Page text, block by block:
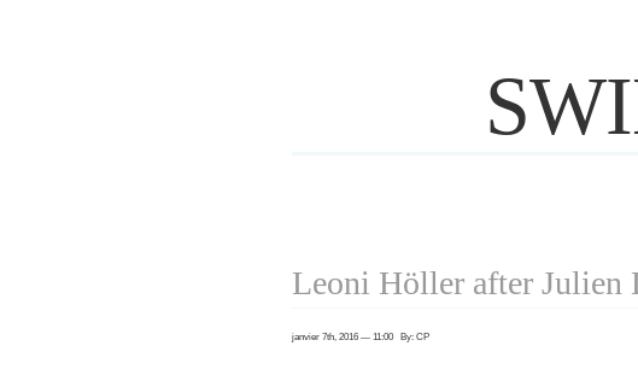
Leoni Höller after Julien
janvier 7th, 2016 — 11:00 By: CP